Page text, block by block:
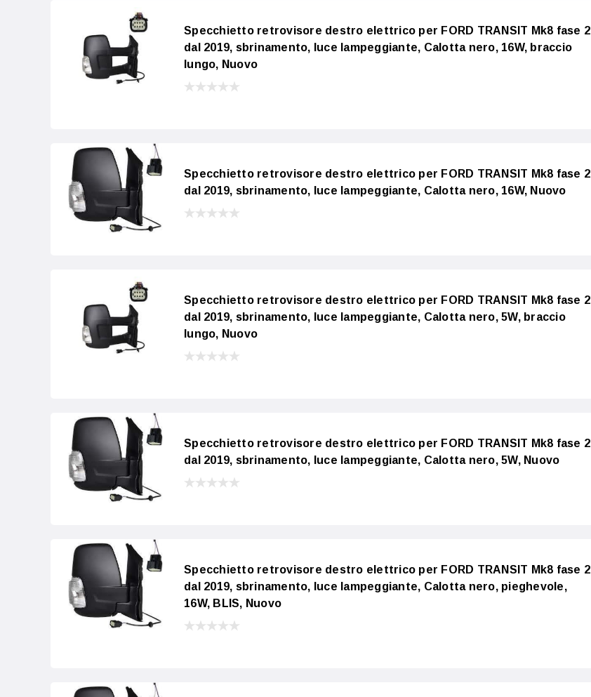
Specchietto retrovisore destro elettrico per FORD TRANSIT Mk8 fase 2
dal 2019, sbrinamento, luce lampeggiante, Calotta nero, 16W, braccio
lungo, Nuovo
Specchietto retrovisore destro elettrico per FORD TRANSIT Mk8 fase 2
dal 2019, sbrinamento, luce lampeggiante, Calotta nero, 16W, Nuovo
Specchietto retrovisore destro elettrico per FORD TRANSIT Mk8 fase 2
dal 2019, sbrinamento, luce lampeggiante, Calotta nero, 5W, braccio
lungo, Nuovo
Specchietto retrovisore destro elettrico per FORD TRANSIT Mk8 fase 2
dal 2019, sbrinamento, luce lampeggiante, Calotta nero, 5W, Nuovo
Specchietto retrovisore destro elettrico per FORD TRANSIT Mk8 fase 2
dal 2019, sbrinamento, luce lampeggiante, Calotta nero, pieghevole,
16W, BLIS, Nuovo